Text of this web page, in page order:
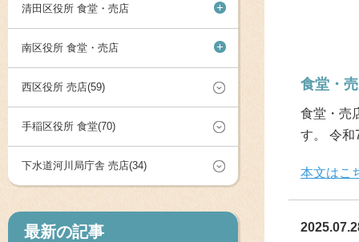
清田区役所 食堂・売店 +
南区役所 食堂・売店 +
西区役所 売店(59)
手稲区役所 食堂(70)
下水道河川局庁舎 売店(34)
最新の記事
食堂・
食堂・売
す。 令
本文はこ